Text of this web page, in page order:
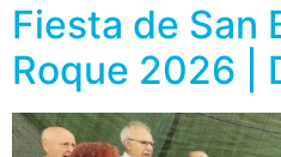
Fiesta de San
Roque 2026 |